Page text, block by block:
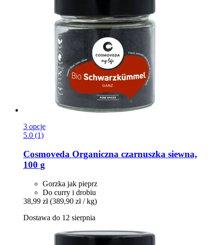
3 opcje
5.0 (1)
Cosmoveda Organiczna czarnuszka siewna,
100 g
Gorzka jak pieprz
Do curry i drobiu
38,99 zł (389,90 zł / kg)
Dostawa do 12 sierpnia